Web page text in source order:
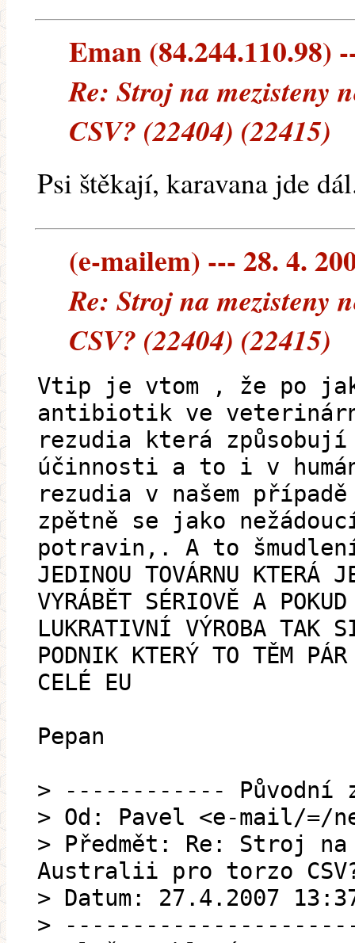
Eman (84.244.110.98)
Re: Stroj na mezisteny
CSV? (22404) (22415)
Psi štěkají, karavana jde
(e-mailem) --- 28. 4.
Re: Stroj na mezisteny
CSV? (22404) (22415)
Vtip je vtom , že po
antibiotik ve
rezudia která
účinnosti a to i v
rezudia v našem
zpětně se jako
potravin,. A to šmudlení
JEDINOU TOVÁRNU KTERÁ
VYRÁBĚT SÉRIOVĚ A
LUKRATIVNÍ VÝROBA TAK
PODNIK KTERÝ TO TĚM
CELÉ EU
Pepan
> ------------ Původní
> Od: Pavel <e-mail/=/
> Předmět: Re: Stroj na
Australii pro torzo
> Datum: 27.4.2007
>